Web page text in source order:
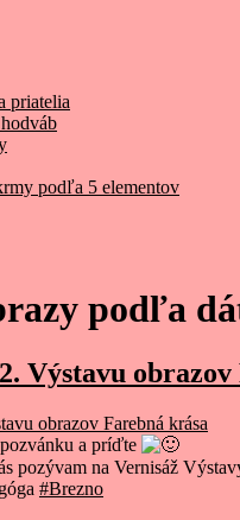
priatelia
podľa 5 elementov
podľa
Výstavu
a príďte
pozývam na Vernisáž
#Brezno